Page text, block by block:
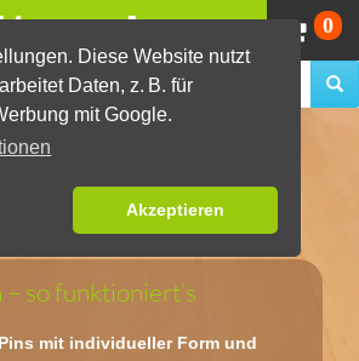
Diese Website nutzt
Daten, z. B. für
mit Google.
Akzeptieren
0
gestalten &
in jeder Form
so funktioniert’s
Pins mit individueller Form und